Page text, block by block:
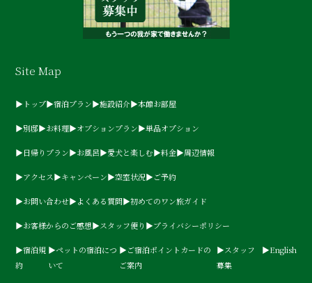
Site Map
▶トップ▶宿泊プラン▶施設紹介▶本館お部屋
▶別邸▶お料理▶オプションプラン▶単品オプション
▶日帰りプラン▶お風呂▶愛犬と楽しむ▶料金▶周辺情報
▶アクセス▶キャンペーン▶空室状況▶ご予約
▶お問い合わせ▶よくある質問▶初めてのワン旅ガイド
▶お客様からのご感想▶スタッフ便り ▶プライバシーポリシー
▶宿泊規
約
▶ペットの宿泊につ
いて
▶ご宿泊ポイントカードの
ご案内
▶スタッフ
募集
▶English